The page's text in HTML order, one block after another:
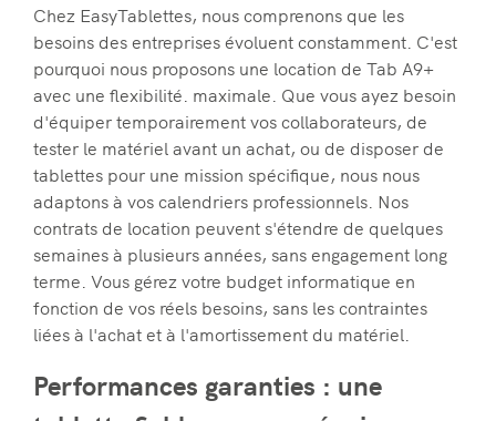
Chez EasyTablettes, nous comprenons que les
besoins des entreprises évoluent constamment. C'est
pourquoi nous proposons une location de Tab A9+
avec une flexibilité. maximale. Que vous ayez besoin
d'équiper temporairement vos collaborateurs, de
tester le matériel avant un achat, ou de disposer de
tablettes pour une mission spécifique, nous nous
adaptons à vos calendriers professionnels. Nos
contrats de location peuvent s'étendre de quelques
semaines à plusieurs années, sans engagement long
terme. Vous gérez votre budget informatique en
fonction de vos réels besoins, sans les contraintes
liées à l'achat et à l'amortissement du matériel.
Performances garanties : une